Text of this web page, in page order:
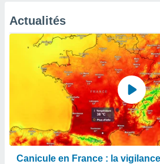
Actualités
Canicule en France : la